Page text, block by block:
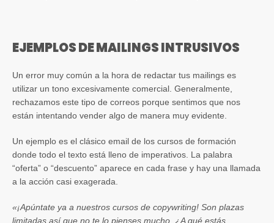
EJEMPLOS DE MAILINGS INTRUSIVOS
Un error muy común a la hora de redactar tus mailings es
utilizar un tono excesivamente comercial. Generalmente,
rechazamos este tipo de correos porque sentimos que nos
están intentando vender algo de manera muy evidente.
Un ejemplo es el clásico email de los cursos de formación
donde todo el texto está lleno de imperativos. La palabra
“oferta” o “descuento” aparece en cada frase y hay una llamada
a la acción casi exagerada.
«¡Apúntate ya a nuestros cursos de copywriting! Son plazas
limitadas así que no te lo pienses mucho. ¿A qué estás